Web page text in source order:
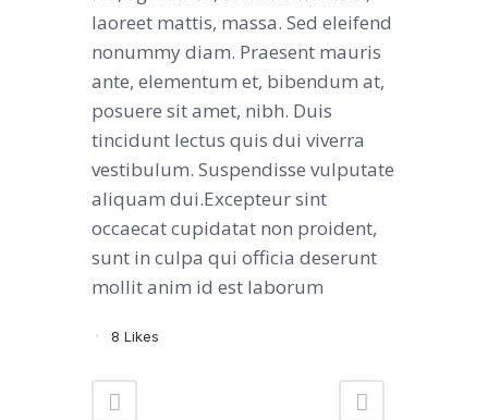
laoreet mattis, massa. Sed eleifend
nonummy diam. Praesent mauris
ante, elementum et, bibendum at,
posuere sit amet, nibh. Duis
tincidunt lectus quis dui viverra
vestibulum. Suspendisse vulputate
aliquam dui.Excepteur sint
occaecat cupidatat non proident,
sunt in culpa qui officia deserunt
mollit anim id est laborum
8 Likes